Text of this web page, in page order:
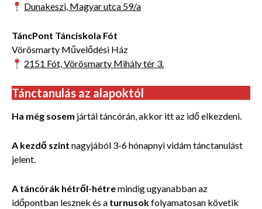
Dunakeszi, Magyar utca 59/a
TáncPont Tánciskola Fót
Vörösmarty Művelődési Ház
2151 Fót, Vörösmarty Mihály tér 3.
Tánctanulás az alapoktól
Ha még sosem jártál táncórán, akkor itt az idő elkezdeni.
A kezdő szint nagyjából 3-6 hónapnyi vidám tánctanulást
jelent.
A táncórák hétről-hétremindig ugyanabban az
időpontban lesznek és a turnusokfolyamatosan követik